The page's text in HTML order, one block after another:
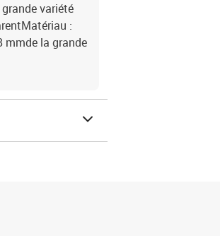
variété
:
mmde la grande